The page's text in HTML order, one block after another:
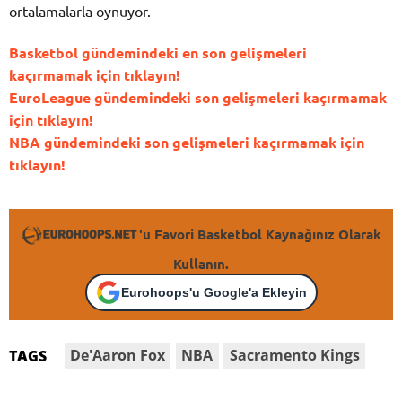
ortalamalarla oynuyor.
Basketbol gündemindeki en son gelişmeleri
kaçırmamak için tıklayın!
EuroLeague gündemindeki son gelişmeleri kaçırmamak
için tıklayın!
NBA gündemindeki son gelişmeleri kaçırmamak için
tıklayın!
'u Favori Basketbol Kaynağınız Olarak
Kullanın.
Eurohoops'u Google'a Ekleyin
TAGS De'Aaron Fox NBA Sacramento Kings